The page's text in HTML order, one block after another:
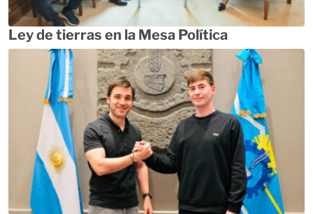
Ley de tierras en la Mesa Política